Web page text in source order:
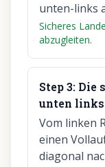
unten-links
Sicheres
abzugleiten.
Step3: Die
unten links
Vom linken
einen
diagonal